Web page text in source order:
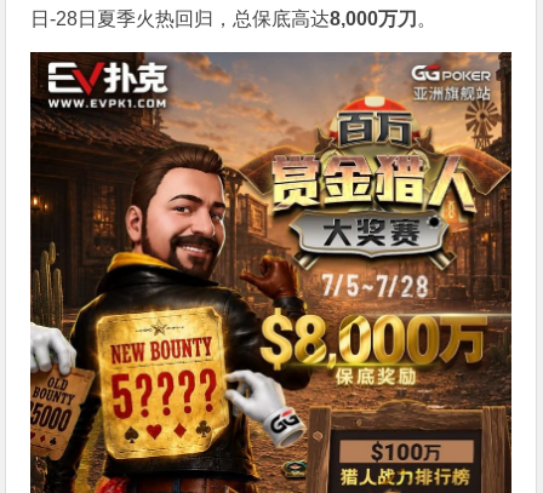
日-28日夏季火热回归，总保底高达8,000万刀 。